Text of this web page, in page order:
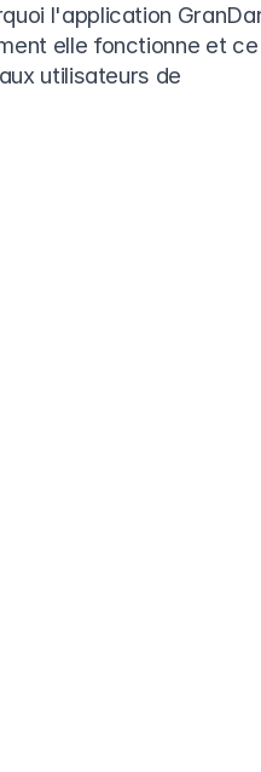
l'application
elle fonctionne et ce
utilisateurs de